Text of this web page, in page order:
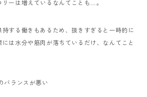
ーは増えているなんてことも…。
する働きもあるため、抜きすぎると一時的に
は水分や筋肉が落ちているだけ、なんてこと
バランスが悪い